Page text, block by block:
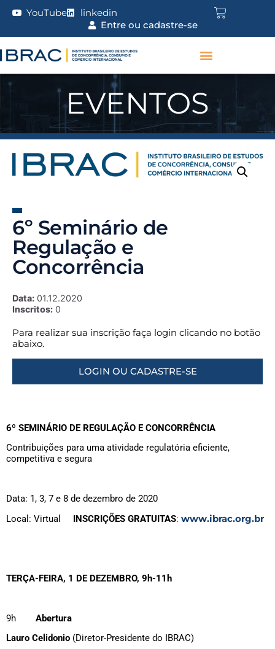
YouTube
linkedin
Entre ou cadastre-se
EVENTOS
6º Seminário de
Regulação e
Concorrência
Data: 01.12.2020
Inscritos: 0
Para realizar sua inscrição faça login clicando no botão
abaixo.
LOGIN OU CADASTRE-SE
6º SEMINÁRIO DE REGULAÇÃO E CONCORRÊNCIA
Contribuições para uma atividade regulatória eficiente,
competitiva e segura
Data: 1, 3, 7 e 8 de dezembro de 2020
Local: Virtual INSCRIÇÕES GRATUITAS: www.ibrac.org.br
TERÇA-FEIRA, 1 DE DEZEMBRO, 9h-11h
9h Abertura
Lauro Celidonio (Diretor-Presidente do IBRAC)